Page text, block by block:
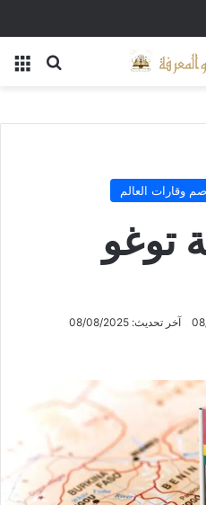
بحث
وقارات العالم
توغو
آخر تحديث: 08/08/2025